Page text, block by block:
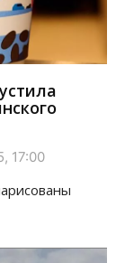
17:00